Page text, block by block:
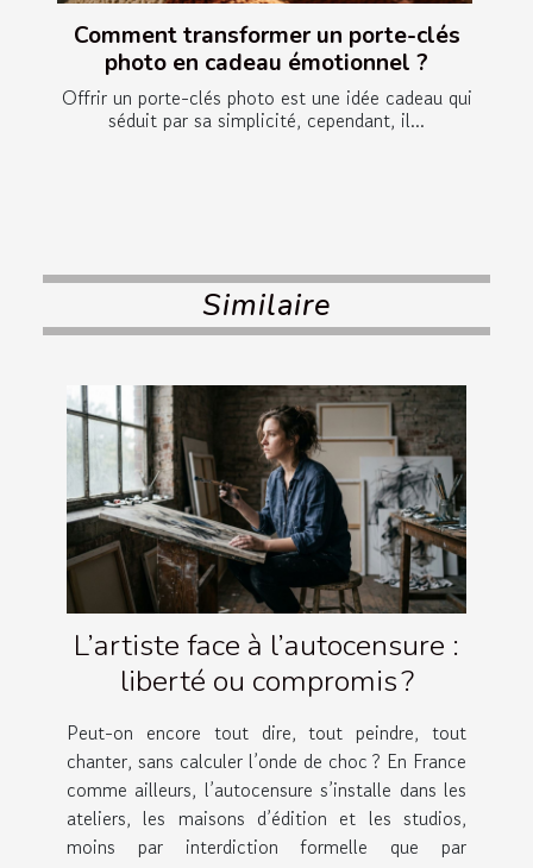
Comment transformer un porte-clés
photo en cadeau émotionnel ?
Offrir un porte-clés photo est une idée cadeau qui
séduit par sa simplicité, cependant, il...
Similaire
L’artiste face à l’autocensure :
liberté ou compromis ?
Peut-on encore tout dire, tout peindre, tout
chanter, sans calculer l’onde de choc ? En France
comme ailleurs, l’autocensure s’installe dans les
ateliers, les maisons d’édition et les studios,
moins par interdiction formelle que par